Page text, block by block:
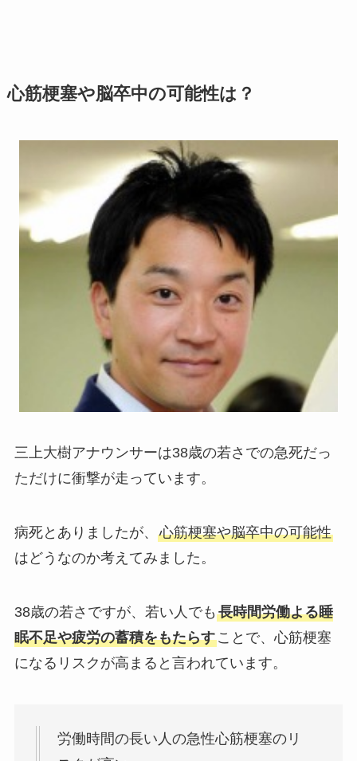
心筋梗塞や脳卒中の可能性は？
三上大樹アナウンサーは38歳の若さでの急死だっ
ただけに衝撃が走っています。
病死とありましたが、 心筋梗塞や脳卒中の可能性
はどうなのか考えてみました。
38歳の若さですが、若い人でも 長時間労働よる睡
眠不足や疲労の蓄積をもたらすことで、心筋梗塞
になるリスクが高まると言われています。
労働時間の長い人の急性心筋梗塞のリ